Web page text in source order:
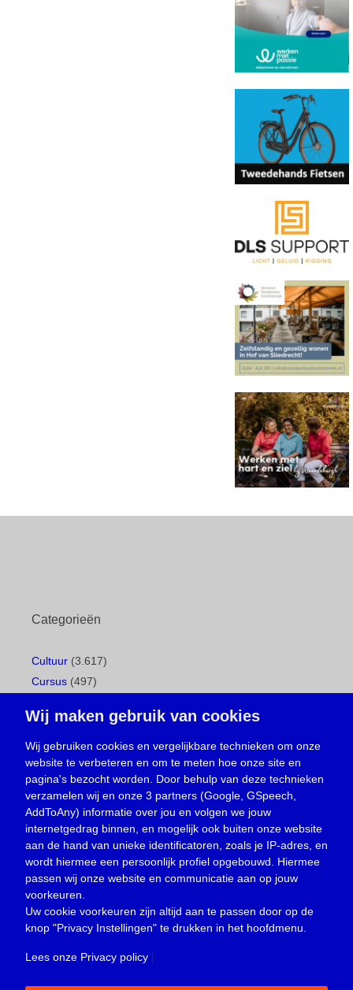
Categorieën
Cultuur (3.617)
Cursus (497)
Gemeentepagina(104)
Ingezonden brief(539)
Media(156)
Nieuws (23.330)
Oproep(734)
Overlijden(39)
Podcast(18)
prijsvraag (5)
Religie (1.438)
Service(226)
Wij maken gebruik van cookies
Wij gebruiken cookies en vergelijkbare technieken om onze
website te verbeteren en om te meten hoe onze site en
pagina's bezocht worden. Door behulp van deze technieken
verzamelen wij en onze 3 partners (Google, GSpeech,
AddToAny) informatie over jou en volgen we jouw
internetgedrag binnen, en mogelijk ook buiten onze website
aan de hand van unieke identificatoren, zoals je IP-adres, en
wordt hiermee een persoonlijk profiel opgebouwd. Hiermee
passen wij onze website en communicatie aan op jouw
voorkeuren.
Uw cookie voorkeuren zijn altijd aan te passen door op de
knop "Privacy Instellingen" te drukken in het hoofdmenu.
Lees onze Privacy policy |